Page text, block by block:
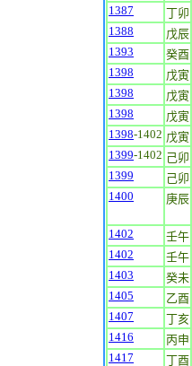
1387
丁卯
1388
戊辰
1393
癸酉
1398
戊寅
1398
戊寅
1398
戊寅
1398-1402 戊寅
1399-1402 己卯
1399
己卯
1400
庚辰
1402
壬午
1402
壬午
1403
癸未
1405
乙酉
1407
丁亥
1416
丙申
1417
丁酉